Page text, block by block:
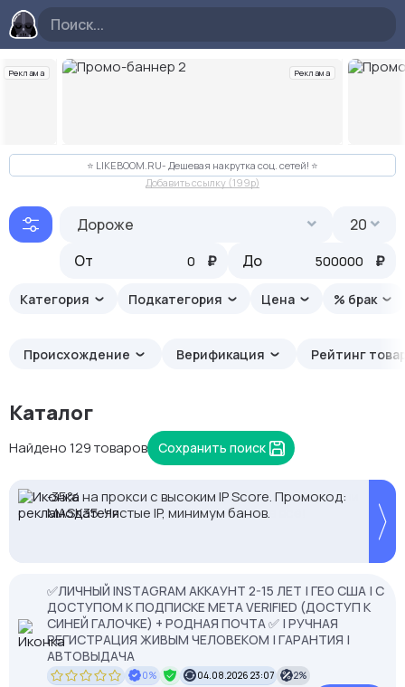
Реклама Реклама
Слайд 2 из 10
⭐️ LIKEBOOM.RU- Дешевая накрутка соц. сетей! ⭐️
Добавить ссылку (199p)
Дороже
От
₽ До ₽
20
Категория Подкатегория Цена % брак
Происхождение Верификация Рейтинг
Каталог
Найдено 129 товаров Сохранить поиск
Proxys.io - лучшие прокси 💚 Подберём под ваши
задачи 🚀 Промокод Store - 20% на всё!
-35% на прокси с высоким IP Score. Промокод:
MASK35. Чистые IP, минимум банов.
✅ЛИЧНЫЙ INSTAGRAM АККАУНТ 2-15 ЛЕТ | ГЕО США | С
ДОСТУПОМ К ПОДПИСКЕ META VERIFIED (ДОСТУП К
СИНЕЙ ГАЛОЧКЕ) + РОДНАЯ ПОЧТА ✅ | РУЧНАЯ
РЕГИСТРАЦИЯ ЖИВЫМ ЧЕЛОВЕКОМ | ГАРАНТИЯ |
АВТОВЫДАЧА
0% 04.08.2026 23:07 2%